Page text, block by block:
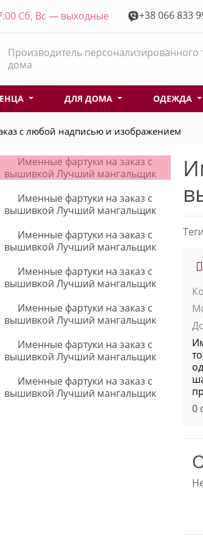
Сб, Вс — выходные +38 066 833
Производитель персонализированного
дома
ДЛЯ ДОМА ОДЕЖДА
с любой надписью и изображением
0